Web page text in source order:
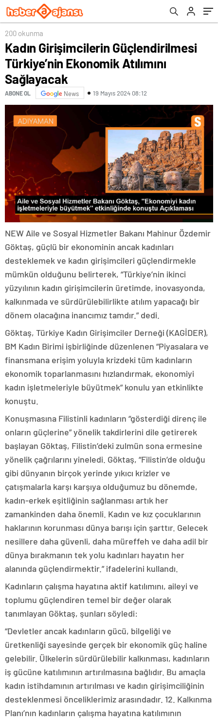
200 okunma
Kadın Girişimcilerin Güçlendirilmesi
Türkiye’nin Ekonomik Atılımını
Sağlayacak
ABONE OL News 19 Mayıs 2024 08:12
NEW Aile ve Sosyal Hizmetler Bakanı Mahinur Özdemir
Göktaş, güçlü bir ekonominin ancak kadınları
desteklemek ve kadın girişimcileri güçlendirmekle
mümkün olduğunu belirterek, “Türkiye’nin ikinci
yüzyılının kadın girişimcilerin üretimde, inovasyonda,
kalkınmada ve sürdürülebilirlikte atılım yapacağı bir
dönem olacağına inancımız tamdır.” dedi.
Göktaş, Türkiye Kadın Girişimciler Derneği (KAGİDER),
BM Kadın Birimi işbirliğinde düzenlenen “Piyasalara ve
finansmana erişim yoluyla krizdeki tüm kadınların
ekonomik toparlanmasını hızlandırmak, ekonomiyi
kadın işletmeleriyle büyütmek” konulu yan etkinlikte
konuştu.
Konuşmasına Filistinli kadınların “gösterdiği direnç ile
onların güçlerine” yönelik takdirlerini dile getirerek
başlayan Göktaş, Filistin’deki zulmün sona ermesine
yönelik çağrılarını yineledi. Göktaş, “Filistin’de olduğu
gibi dünyanın birçok yerinde yıkıcı krizler ve
çatışmalarla karşı karşıya olduğumuz bu dönemde,
kadın-erkek eşitliğinin sağlanması artık her
zamankinden daha önemli. Kadın ve kız çocuklarının
haklarının korunması dünya barışı için şarttır. Gelecek
nesillere daha güvenli, daha müreffeh ve daha adil bir
dünya bırakmanın tek yolu kadınları hayatın her
alanında güçlendirmektir.” ifadelerini kullandı.
Kadınların çalışma hayatına aktif katılımını, aileyi ve
toplumu güçlendiren temel bir değer olarak
tanımlayan Göktaş, şunları söyledi:
“Devletler ancak kadınların gücü, bilgeliği ve
üretkenliği sayesinde gerçek bir ekonomik güç haline
gelebilir. Ülkelerin sürdürülebilir kalkınması, kadınların
iş gücüne katılımının artırılmasına bağlıdır. Bu amaçla
kadın istihdamının artırılması ve kadın girişimciliğinin
desteklenmesi önceliklerimiz arasındadır. 12. Kalkınma
Planı’nın kadınların çalışma hayatına katılımının